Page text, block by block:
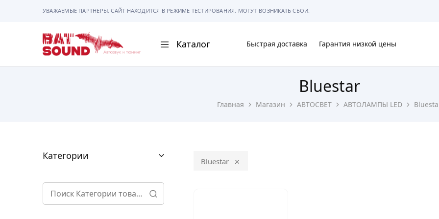
УВАЖАЕМЫЕ ПАРТНЕРЫ, САЙТ НАХОДИТСЯ В РЕЖИМЕ ТЕСТИРОВАНИЯ, МОГУТ ВОЗНИКАТЬ СБОИ.
BAT
Sound
Каталог
ГАДЖЕТЫ
СИГНАЛИЗАЦИИ
ПОМОЩЬ ПРИ ПАРКОВКЕ
Быстрая доставка Гарантия низкой цены
Главная Магазин АВТОСВЕТ АВТОЛАМПЫ LED
Bluestar
Bluestar
Категории